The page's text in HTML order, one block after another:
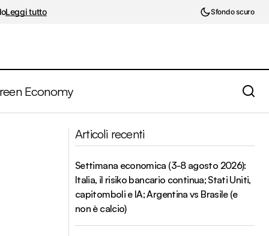
Leggi tutto Sfondo scuro
Economy
dietro alla bassa crescita
Articoli recenti
Settimana economica (3-8 agosto 2026):
Italia, il risiko bancario continua; Stati Uniti,
capitomboli e IA; Argentina vs Brasile (e
non è calcio)